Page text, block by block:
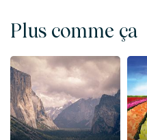
Plus comme ça